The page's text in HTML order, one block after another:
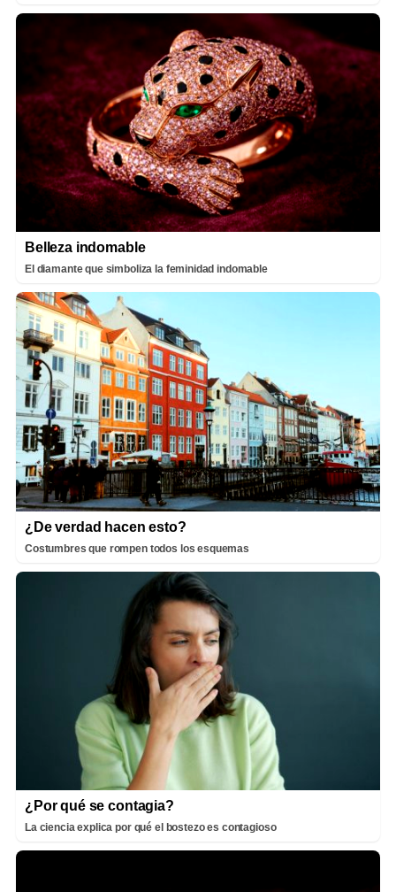
Belleza indomable
El diamante que simboliza la feminidad indomable
¿De verdad hacen esto?
Costumbres que rompen todos los esquemas
¿Por qué se contagia?
La ciencia explica por qué el bostezo es contagioso